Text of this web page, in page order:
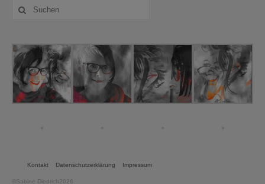
Suche
nach:
Kontakt Datenschutzerklärung Impressum
©Sabine Diedrich2026